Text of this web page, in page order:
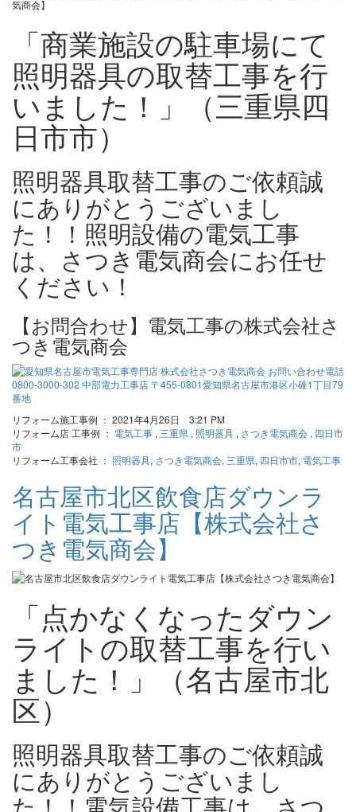
「商業施設の駐車場にて
照明器具の取替工事を行
いました！」（三重県四
日市市）
照明器具取替工事のご依頼誠
にありがとうございまし
た！！照明設備の電気工事
は、さつき電気商会にお任せ
ください！
【お問合わせ】電気工事の株式会社さ
つき電気商会
リフォーム施工事例 ： 2021年4月26日 3:21 PM
リフォーム店 工事例 ： 電気工事 , 三重県 , 照明器具 , さつき電気商会 , 四日市
市
リフォーム工事会社 ： 照明器具, さつき電気商会, 三重県, 四日市市, 電気工事
名古屋市北区飲食店ダウンラ
イト電気工事店【株式会社さ
つき電気商会】
「点かなくなったダウン
ライトの取替工事を行い
ました！」（名古屋市北
区）
照明器具取替工事のご依頼誠
にありがとうございまし